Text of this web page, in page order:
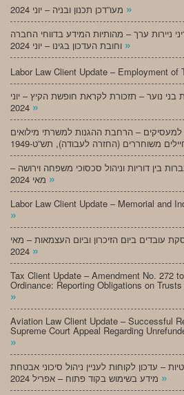
»
ניירות ערך – מהותיות המידע בדווחי החברה
»
Labor Law Client Update – Employment of
נוער – תזכורת לקראת חופשת הקיץ – יוני
»
למעסיקים – הרחבת ההגנות למשרתי מילואים
בין דוריות וניהול סכסוכי משפחה וירושה –
»
Labor Law Client Update – Memorial and
»
עובדים ביום הזיכרון וביום העצמאות – מאי
»
Tax Client Update – Amendment No. 272
Ordinance: Reporting Obligations on
»
Aviation Law Client Update – Successful
Supreme Court Appeal Regarding
»
– עדכון לקוחות לעניין ניהול סיכוני אבטחת
»